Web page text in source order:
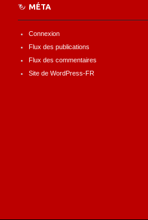
MÉTA
Connexion
Flux des publications
Flux des commentaires
Site de WordPress-FR